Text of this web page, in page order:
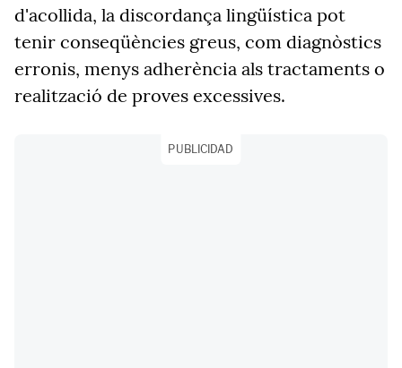
d'acollida, la discordança lingüística pot
tenir conseqüències greus, com diagnòstics
erronis, menys adherència als tractaments o
realització de proves excessives.
PUBLICIDAD